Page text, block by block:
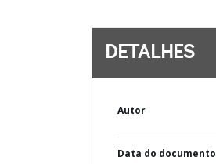
DETALHES
Autor
Data do documento